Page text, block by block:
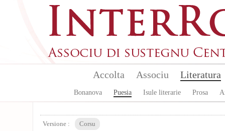
Accolta Associu Literatura
Bonanova Puesia Isule literarie Prosa
Versione : Corsu